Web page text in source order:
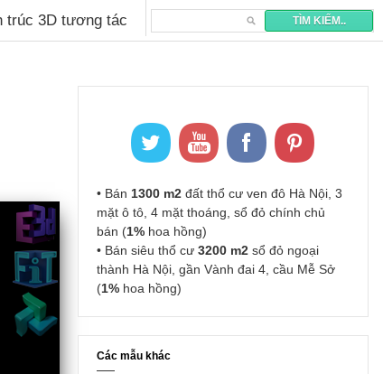
trúc 3D tương tác
• Bán 1300 m2đất thổ cư ven đô Hà Nội, 3
mặt ô tô, 4 mặt thoáng, sổ đỏ chính chủ
bán (1%hoa hồng)
• Bán siêu thổ cư 3200 m2sổ đỏ ngoại
thành Hà Nội, gần Vành đai 4, cầu Mễ Sở
(1%hoa hồng)
Các mẫu khác